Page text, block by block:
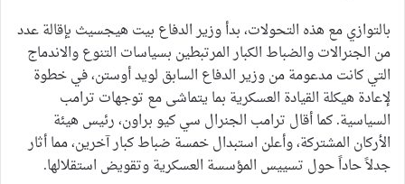
بالتوازي مع هذه التحولات، بدأ وزير الدفاع بيت هيجسيث بإقالة عدد
من الجنرالات والضباط الكبار المرتبطين بسياسات التنوع والاندماج
التي كانت مدعومة من وزير الدفاع السابق لويد أوستن، في خطوة
لإعادة هيكلة القيادة العسكرية بما يتماشى مع توجهات ترامب
السياسية. كما أقال ترامب الجنرال سي كيو براون، رئيس هيئة
الأركان المشتركة، وأعلن استبدال خمسة ضباط كبار آخرين، مما أثار
جدلاً حاداً حول تسييس المؤسسة العسكرية وتقويض استقلالها.